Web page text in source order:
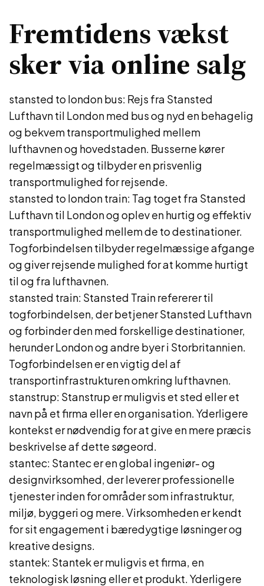
Fremtidens vækst
sker via online salg
stansted to london bus: Rejs fra Stansted
Lufthavn til London med bus og nyd en behagelig
og bekvem transportmulighed mellem
lufthavnen og hovedstaden. Busserne kører
regelmæssigt og tilbyder en prisvenlig
transportmulighed for rejsende.
stansted to london train: Tag toget fra Stansted
Lufthavn til London og oplev en hurtig og effektiv
transportmulighed mellem de to destinationer.
Togforbindelsen tilbyder regelmæssige afgange
og giver rejsende mulighed for at komme hurtigt
til og fra lufthavnen.
stansted train: Stansted Train refererer til
togforbindelsen, der betjener Stansted Lufthavn
og forbinder den med forskellige destinationer,
herunder London og andre byer i Storbritannien.
Togforbindelsen er en vigtig del af
transportinfrastrukturen omkring lufthavnen.
stanstrup: Stanstrup er muligvis et sted eller et
navn på et firma eller en organisation. Yderligere
kontekst er nødvendig for at give en mere præcis
beskrivelse af dette søgeord.
stantec: Stantec er en global ingeniør- og
designvirksomhed, der leverer professionelle
tjenester inden for områder som infrastruktur,
miljø, byggeri og mere. Virksomheden er kendt
for sit engagement i bæredygtige løsninger og
kreative designs.
stantek: Stantek er muligvis et firma, en
teknologisk løsning eller et produkt. Yderligere